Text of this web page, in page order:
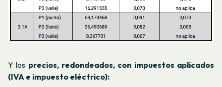
Y los precios, redondeados, con impuestos aplicados
(IVA e impuesto eléctrico):